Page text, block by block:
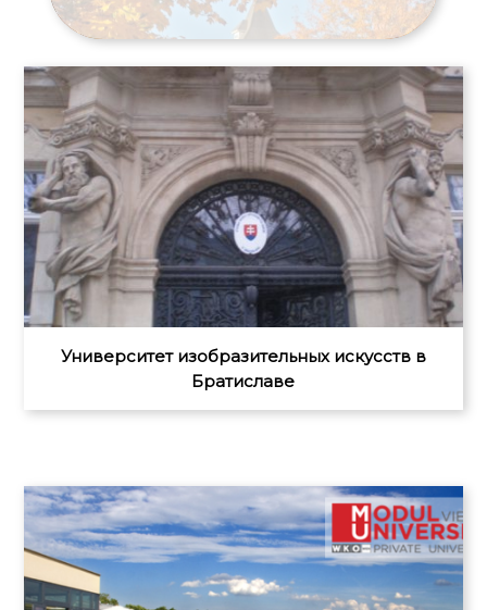
Университет изобразительных искусств в
Братиславе